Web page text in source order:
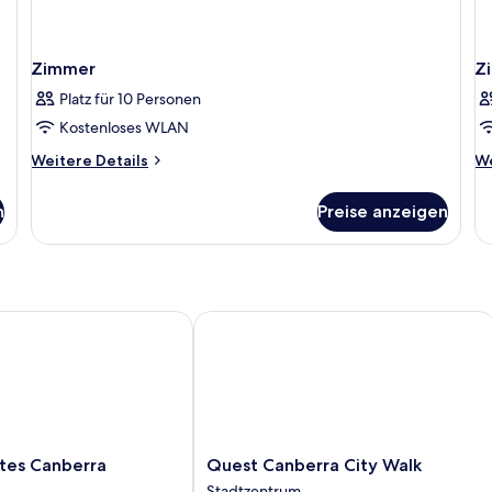
Zimmer
Platz für 10 Personen
Kostenloses WLAN
Weitere Details
Weitere
Preise anzeigen
Canberra
Quest
Canberra
Quest Canberra City Walk
Quest Canberra City Walk